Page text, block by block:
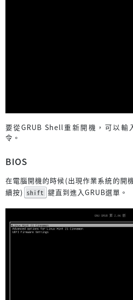
要從GRUB Shell重新開機，可以輸
令。
BIOS
在電腦開機的時候(出現作業系統的開
續按) shift 鍵直到進入GRUB選單。